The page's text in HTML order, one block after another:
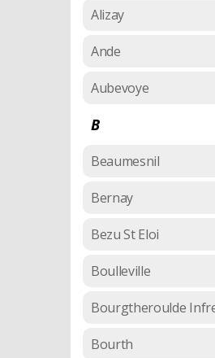
Alizay
Ande
Aubevoye
B
Beaumesnil
Bernay
Bezu St Eloi
Boulleville
Bourgtheroulde
Bourth